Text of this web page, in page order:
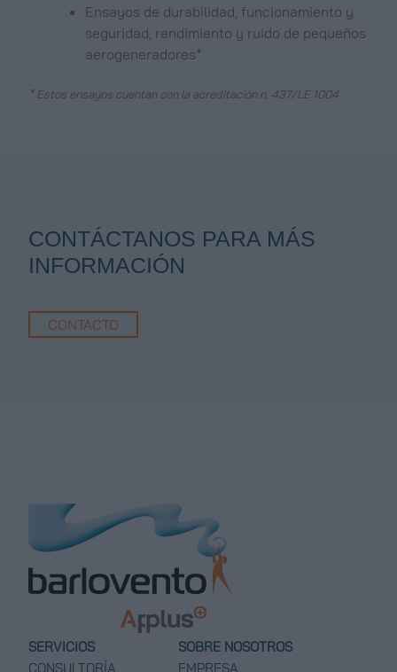
Ensayos de durabilidad, funcionamiento y
seguridad, rendimiento y ruido de pequeños
aerogeneradores*
* Estos ensayos cuentan con la acreditación n. 437/LE 1004
CONTÁCTANOS PARA MÁS
INFORMACIÓN
CONTACTO
SERVICIOS
CONSULTORÍA
SOBRE NOSOTROS
EMPRESA